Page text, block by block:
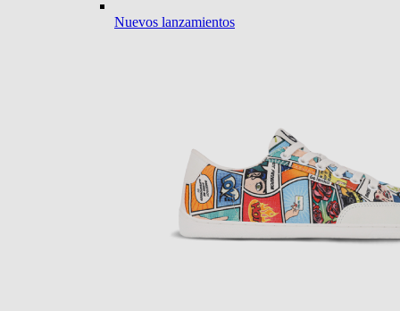
Nuevos lanzamientos